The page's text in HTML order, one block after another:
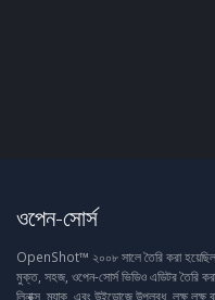
ওপেন-সোর্স
OpenShot™ ২০০৮ সালে তৈরি করা হয়েছিল,
মুক্ত, সহজ, ওপেন-সোর্স ভিডিও এডিটর তৈরি
লিনাক্স, ম্যাক, এবং উইন্ডোজে উপলব্ধ, লক্ষ লক্ষ